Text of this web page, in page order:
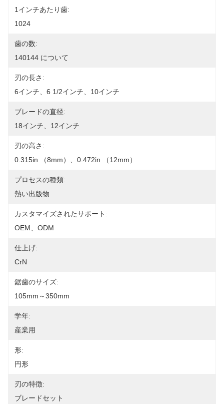
1インチあたり歯:
1024
歯の数:
140144 について
刃の長さ:
6インチ、6 1/2インチ、10インチ
ブレードの直径:
18インチ、12インチ
刃の高さ:
0.315in （8mm）、0.472in （12mm）
プロセスの種類:
熱い出版物
カスタマイズされたサポート:
OEM、ODM
仕上げ:
CrN
鋸歯のサイズ:
105mm～350mm
学年:
産業用
形:
円形
刃の特徴:
ブレードセット